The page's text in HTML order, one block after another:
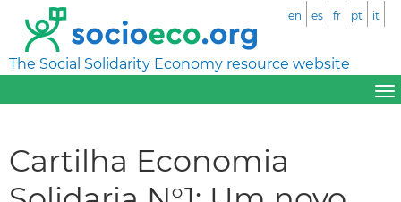
The Social Solidarity Economy resource website
en es fr pt it
Cartilha Economia